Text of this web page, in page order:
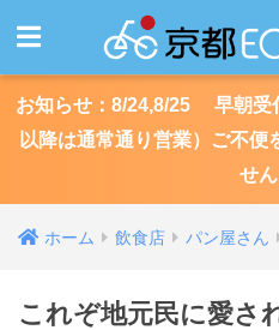
お知らせ：8/24,8/25 早朝受
以降は通常通り営業）ご不便
せん
ホーム 飲食店 パン屋さん
これぞ地元民に愛さ